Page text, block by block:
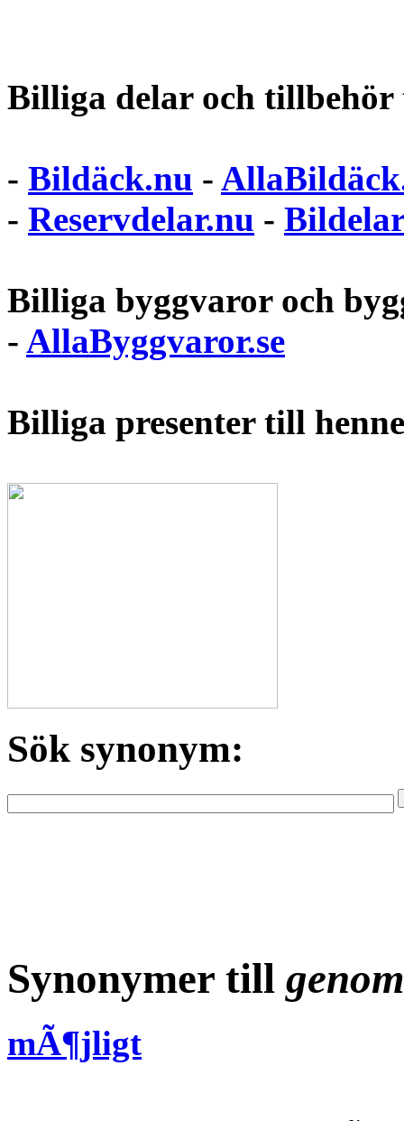
Billiga delar och
- Bildäck.nu -
- Reservdelar.nu - Bildelar
Billiga byggvaror och
- AllaByggvaror.se
Billiga presenter till
Sök synonym:
Synonymer till
mÃ¶jligt